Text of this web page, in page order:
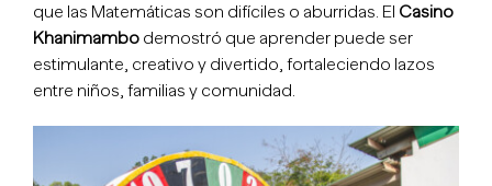
que las Matemáticas son difíciles o aburridas. El Casino
Khanimambodemostró que aprender puede ser
estimulante, creativo y divertido, fortaleciendo lazos
entre niños, familias y comunidad.